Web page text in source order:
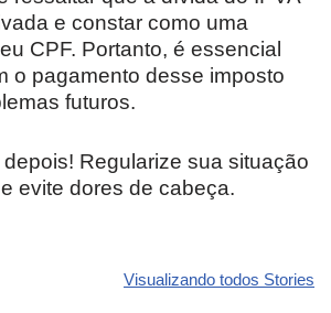
e constar como uma
CPF. Portanto, é essencial
o pagamento desse imposto
futuros.
Regularize sua situação
evite dores de cabeça.
Visualizando todos Stories
Dodge pode ter
que